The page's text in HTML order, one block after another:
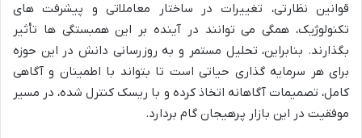
قوانین نظارتی، تغییرات در ساختار معاملاتی و پیشرفت های
تکنولوژیک، همگی می توانند در آینده بر این همبستگی ها تأثیر
بگذارند. بنابراین، تحلیل مستمر و به روزرسانی دانش در این حوزه
برای هر سرمایه گذاری حیاتی است تا بتواند با اطمینان و آگاهی
کامل، تصمیمات آگاهانه اتخاذ کرده و با ریسک کنترل شده، در مسیر
موفقیت در این بازار پرهیجان گام بردارد.